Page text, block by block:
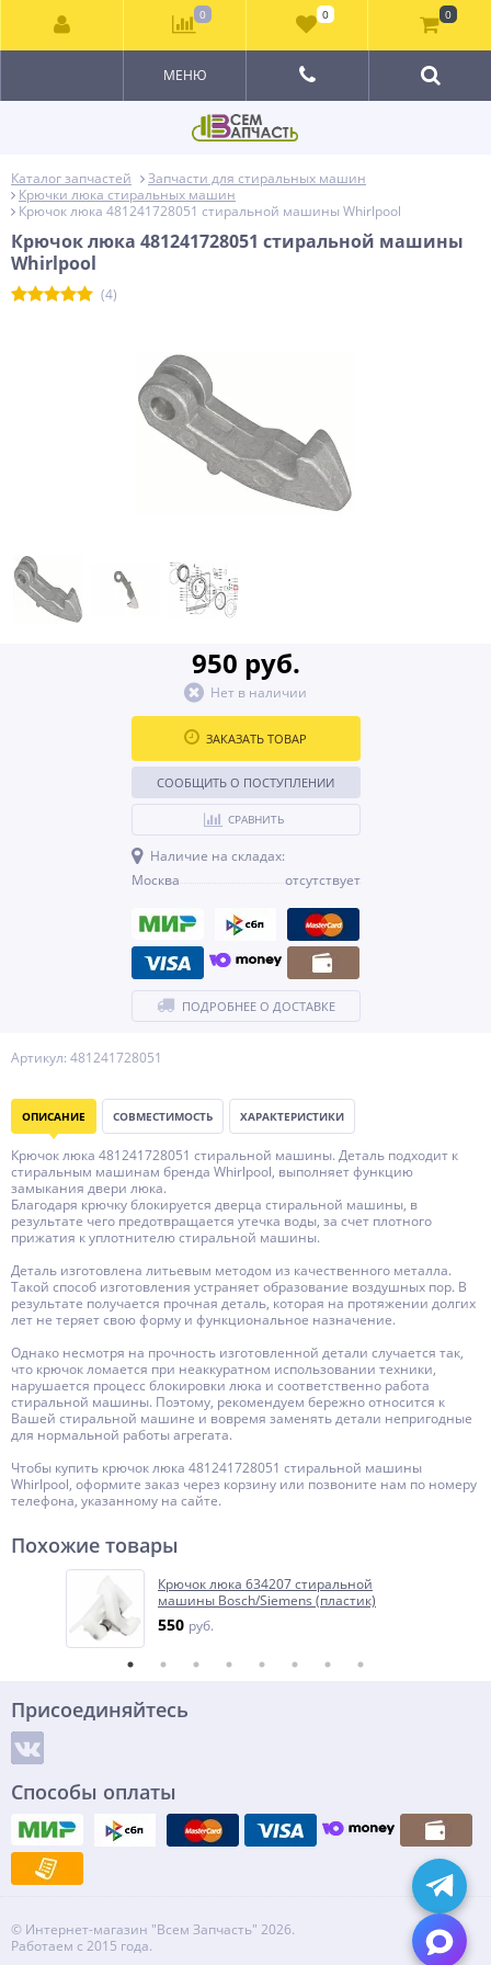
МЕНЮ
Каталог запчастей
Запчасти для стиральных машин
Крючки люка стиральных машин
Крючок люка 481241728051 стиральной машины Whirlpool
Крючок люка 481241728051 стиральной машины
Whirlpool
(4)
Артикул: 481241728051
950 руб.
Нет в наличии
ЗАКАЗАТЬ ТОВАР
СООБЩИТЬ О ПОСТУПЛЕНИИ
СРАВНИТЬ
Наличие на складах:
Москва
отсутствует
ПОДРОБНЕЕ О ДОСТАВКЕ
ОПИСАНИЕ СОВМЕСТИМОСТЬ ХАРАКТЕРИСТИКИ
Крючок люка 481241728051 стиральной машины. Деталь подходит к
стиральным машинам бренда Whirlpool, выполняет функцию
замыкания двери люка.
Благодаря крючку блокируется дверца стиральной машины, в
результате чего предотвращается утечка воды, за счет плотного
прижатия к уплотнителю стиральной машины.
Деталь изготовлена литьевым методом из качественного металла.
Такой способ изготовления устраняет образование воздушных пор. В
результате получается прочная деталь, которая на протяжении долгих
лет не теряет свою форму и функциональное назначение.
Однако несмотря на прочность изготовленной детали случается так,
что крючок ломается при неаккуратном использовании техники,
нарушается процесс блокировки люка и соответственно работа
стиральной машины. Поэтому, рекомендуем бережно относится к
Вашей стиральной машине и вовремя заменять детали непригодные
для нормальной работы агрегата.
Чтобы купить крючок люка 481241728051 стиральной машины
Whirlpool, оформите заказ через корзину или позвоните нам по номеру
телефона, указанному на сайте.
Похожие товары
Крючок люка 634207 стиральной
машины Bosch/Siemens (пластик)
550 руб.
Присоединяйтесь
Способы оплаты
© Интернет-магазин "Всем Запчасть" 2026.
Работаем с 2015 года.
0 0 0